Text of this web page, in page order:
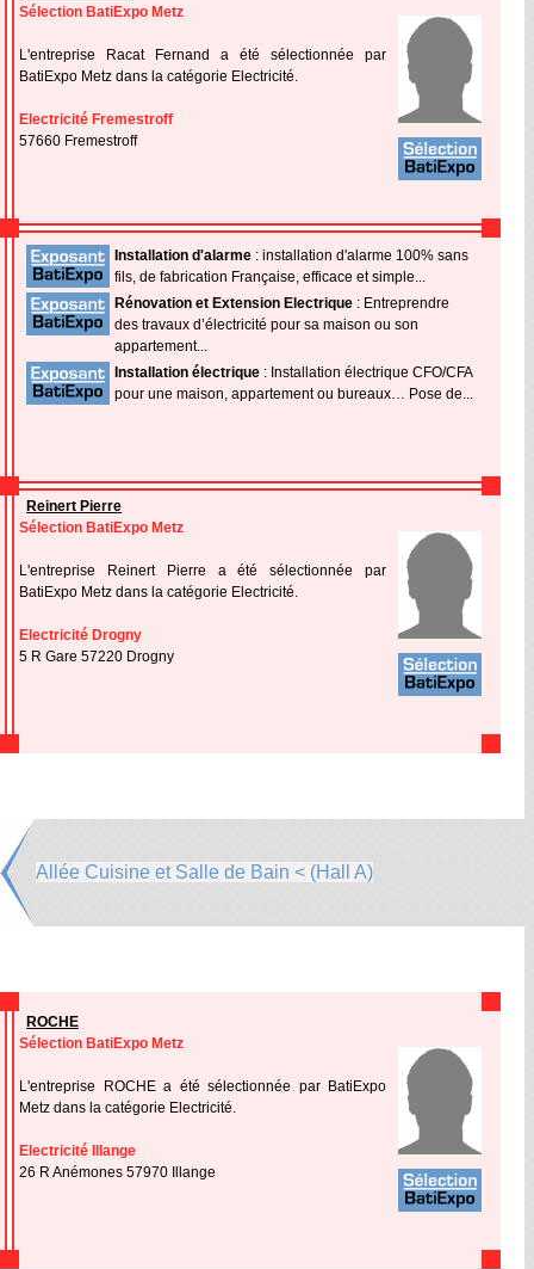
Sélection BatiExpo Metz
L'entreprise Racat Fernand a été sélectionnée par
BatiExpo Metz dans la catégorie Electricité.
Electricité Fremestroff
57660 Fremestroff
Installation d'alarme : installation d'alarme 100% sans
fils, de fabrication Française, efficace et simple...
Rénovation et Extension Electrique : Entreprendre
des travaux d’électricité pour sa maison ou son
appartement...
Installation électrique : Installation électrique CFO/CFA
pour une maison, appartement ou bureaux… Pose de...
Reinert Pierre
Sélection BatiExpo Metz
L'entreprise Reinert Pierre a été sélectionnée par
BatiExpo Metz dans la catégorie Electricité.
Electricité Drogny
5 R Gare 57220 Drogny
Allée Cuisine et Salle de Bain < (Hall A)
ROCHE
Sélection BatiExpo Metz
L'entreprise ROCHE a été sélectionnée par BatiExpo
Metz dans la catégorie Electricité.
Electricité Illange
26 R Anémones 57970 Illange